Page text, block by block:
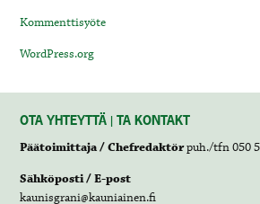
Kommenttisyöte
WordPress.org
OTA YHTEYTTÄ | TA KONTAKT
Päätoimittaja / Chefredaktörpuh./tfn 050
Sähköposti / E-post
kaunisgrani@kauniainen.fi